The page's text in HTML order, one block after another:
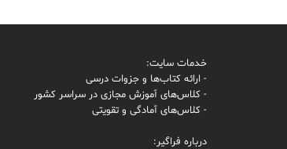
خدمات سایت:
- ارائه کتاب‌ها و جزوات درسی
- کلاس‌های آموزش مجازی در سراسر کشور
- کلاس‌های آمادگی و تقویتی
درباره فراگیر: